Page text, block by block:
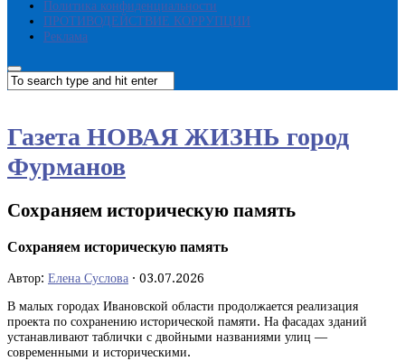
Политика конфиденциальности
ПРОТИВОДЕЙСТВИЕ КОРРУПЦИИ
Реклама
Газета НОВАЯ ЖИЗНЬ город
Фурманов
Сохраняем историческую память
Сохраняем историческую память
Автор: Елена Суслова · 03.07.2026
В малых городах Ивановской области продолжается реализация
проекта по сохранению исторической памяти. На фасадах зданий
устанавливают таблички с двойными названиями улиц —
современными и историческими.